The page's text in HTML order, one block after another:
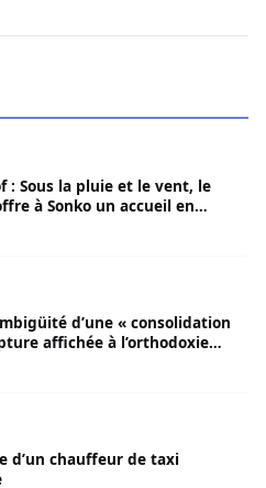
: Sous la pluie et le vent, le
à Sonko un accueil en
d’une « consolidation
affichée à l’orthodoxie
de la trajectoire
d’un chauffeur de taxi